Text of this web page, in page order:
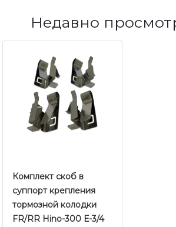
Недавно
Комплект скоб в
суппорт крепления
тормозной колодки
FR/RR Hino-300 Е-3/4